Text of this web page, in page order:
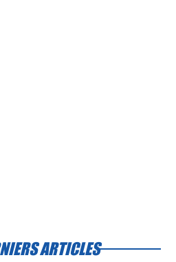
ARTICLES